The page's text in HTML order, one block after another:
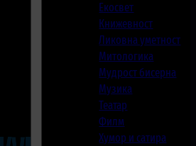
Екосвет
Книжевност
Ликовна уметност
Митологика
Мудрост бисерна
Музика
Театар
Филм
Хумор и сатира